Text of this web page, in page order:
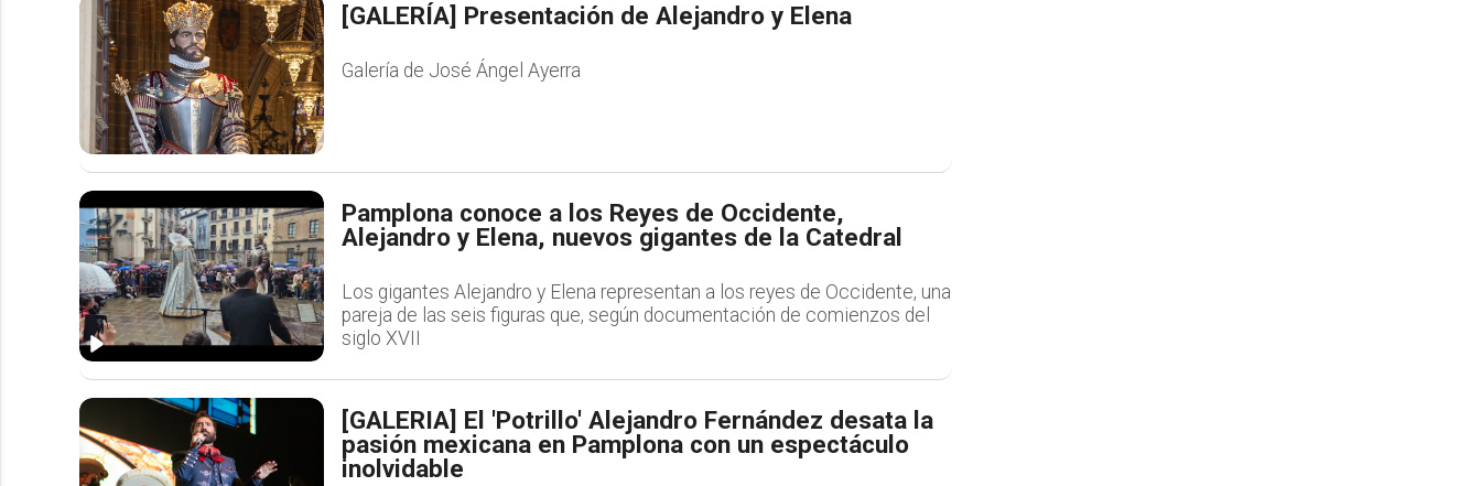
[GALERÍA] Presentación de Alejandro y Elena
Galería de José Ángel Ayerra
Pamplona conoce a los Reyes de Occidente,
Alejandro y Elena, nuevos gigantes de la Catedral
Los gigantes Alejandro y Elena representan a los reyes de Occidente, una
pareja de las seis figuras que, según documentación de comienzos del
siglo XVII
[GALERIA] El 'Potrillo' Alejandro Fernández desata la
pasión mexicana en Pamplona con un espectáculo
inolvidable